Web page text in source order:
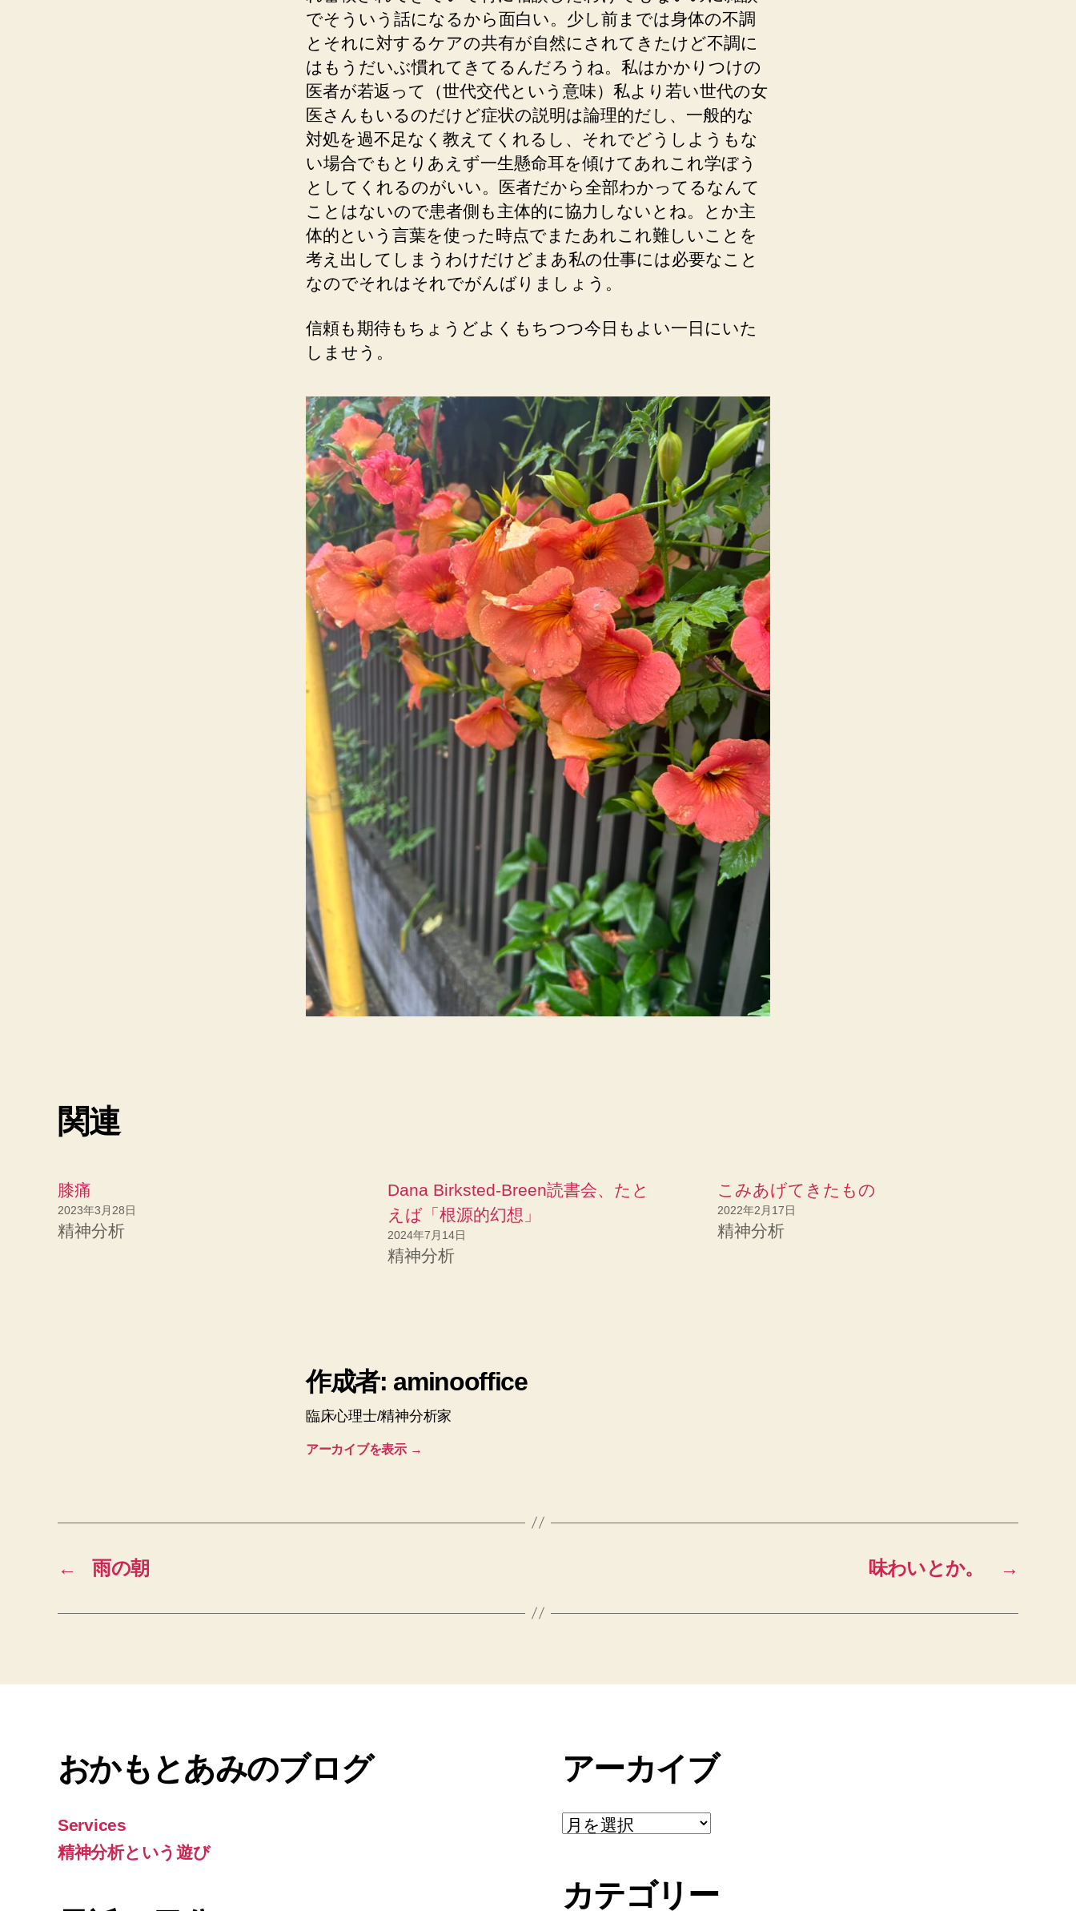
でそういう話になるから面白い。少し前までは身体の不調
とそれに対するケアの共有が自然にされてきたけど不調に
はもうだいぶ慣れてきてるんだろうね。私はかかりつけの
医者が若返って（世代交代という意味）私より若い世代の女
医さんもいるのだけど症状の説明は論理的だし、一般的な
対処を過不足なく教えてくれるし、それでどうしようもな
い場合でもとりあえず一生懸命耳を傾けてあれこれ学ぼう
としてくれるのがいい。医者だから全部わかってるなんて
ことはないので患者側も主体的に協力しないとね。とか主
体的という言葉を使った時点でまたあれこれ難しいことを
考え出してしまうわけだけどまあ私の仕事には必要なこと
なのでそれはそれでがんばりましょう。
信頼も期待もちょうどよくもちつつ今日もよい一日にいた
しませう。
関連
膝痛
2023年3月28日
精神分析
Dana Birksted-Breen読書会、たと
えば「根源的幻想」
2024年7月14日
精神分析
こみあげてきたもの
2022年2月17日
精神分析
作成者: aminooffice
臨床心理士/精神分析家
アーカイブを表示 →
← 雨の朝 →
味わいとか。
おかもとあみのブログ
Services
精神分析という遊び
アーカイブ
ア
ー
ブ
カテゴリー